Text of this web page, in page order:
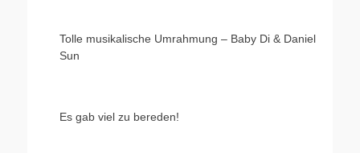
Tolle musikalische Umrahmung – Baby Di & Daniel
Sun
Es gab viel zu bereden!